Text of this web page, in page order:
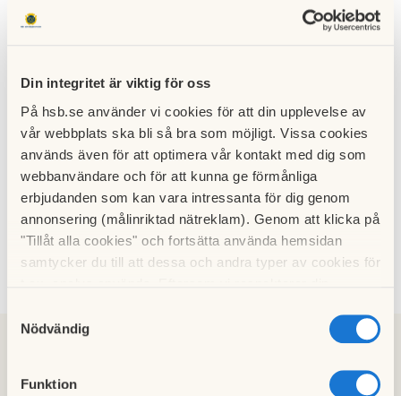
Din integritet är viktig för oss
På hsb.se använder vi cookies för att din upplevelse av
vår webbplats ska bli så bra som möjligt. Vissa cookies
används även för att optimera vår kontakt med dig som
webbanvändare och för att kunna ge förmånliga
erbjudanden som kan vara intressanta för dig genom
annonsering (målinriktad nätreklam). Genom att klicka på
"Tillåt alla cookies" och fortsätta använda hemsidan
samtycker du till att dessa och andra typer av cookies för
cookies och välja att endast tillåta ett urval.
Nödvändig
Funktion
informa
tion
från
Polisen
30 juni
2026
2025 2020 2019
2018 2017 2012 2011